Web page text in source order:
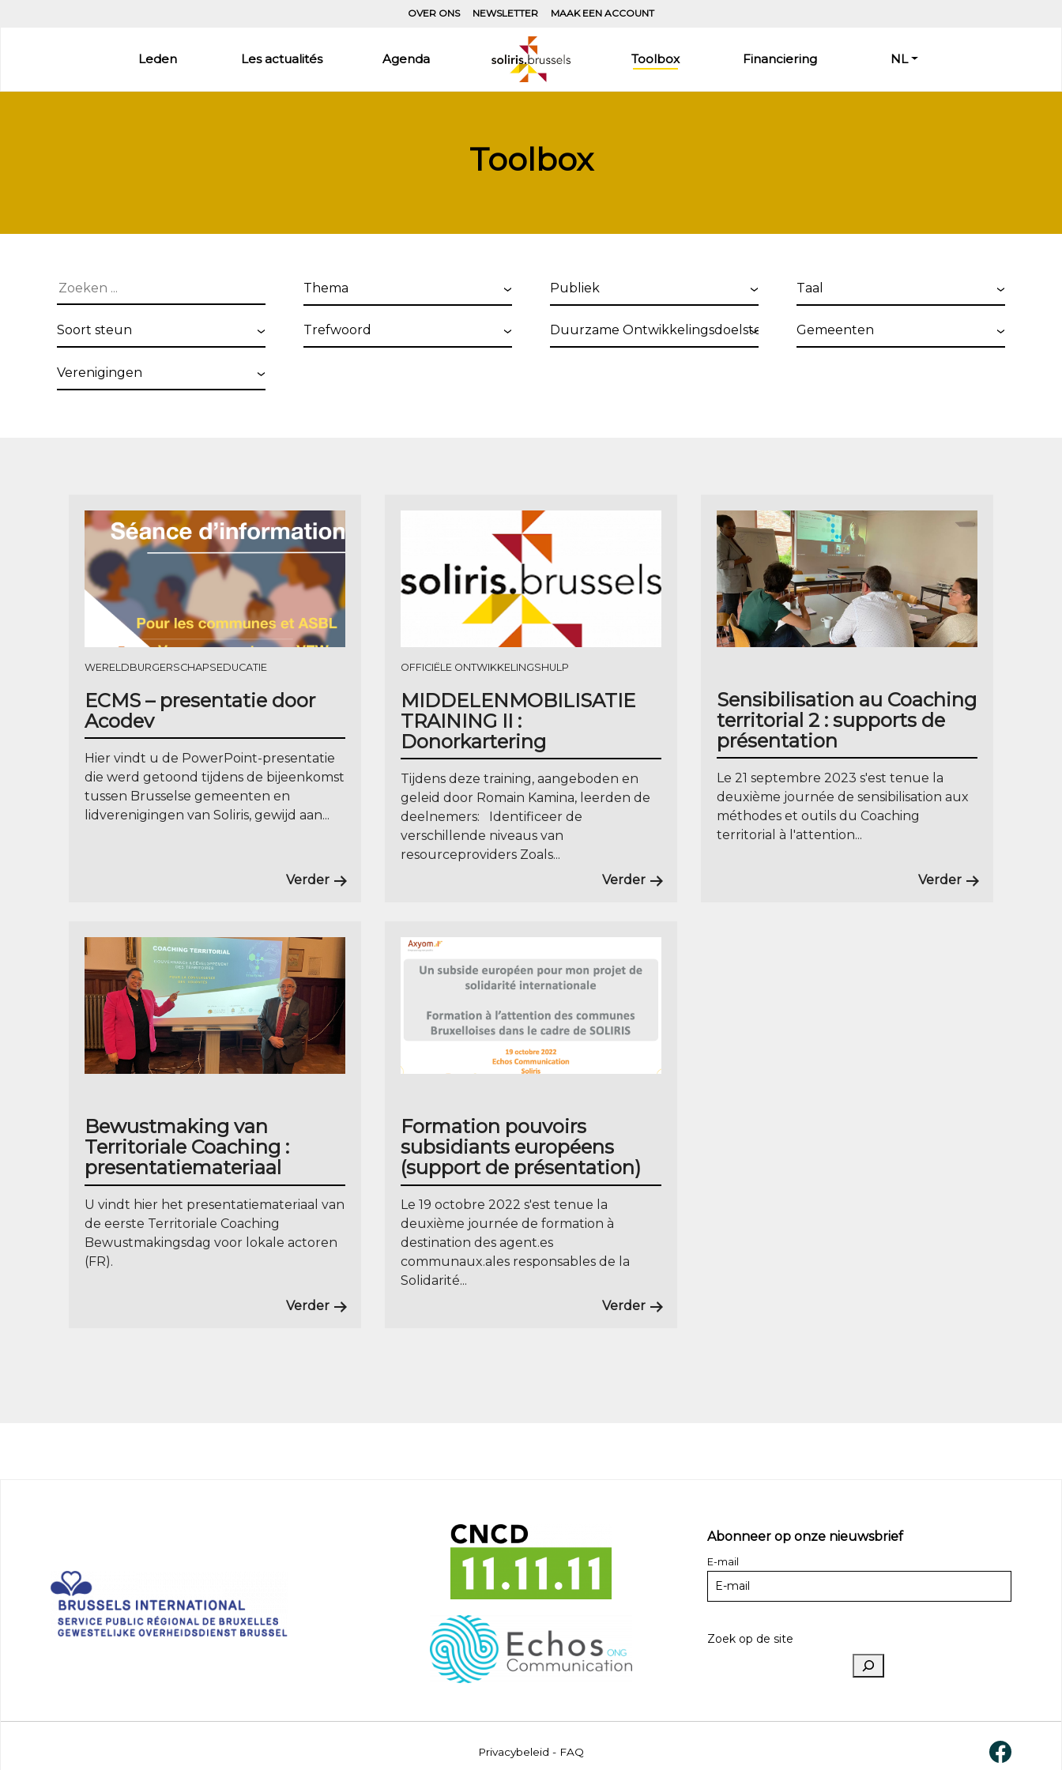
OVER ONS NEWSLETTER MAAK EEN ACCOUNT
Leden Les actualités Agenda Toolbox Financiering NL
Toolbox
Thema Publiek Taal
Soort
Trefwoord
Duurzame
Verenigingen
WERELDBURGERSCHAPSEDUCATIE
ECMS – presentatie door
Acodev
Hier vindt u de PowerPoint-presentatie
die werd getoond tijdens de bijeenkomst
tussen Brusselse gemeenten en
lidverenigingen van Soliris, gewijd aan...
Verder
OFFICIËLE ONTWIKKELINGSHULP
MIDDELENMOBILISATIE
TRAINING II :
Donorkartering
Tijdens deze training, aangeboden en
geleid door Romain Kamina, leerden de
deelnemers: Identificeer de
verschillende niveaus van
resourceproviders Zoals...
Verder
Sensibilisation au Coaching
territorial 2 : supports de
présentation
Le 21 septembre 2023 s'est tenue la
deuxième journée de sensibilisation aux
méthodes et outils du Coaching
territorial à l'attention...
Verder
Bewustmaking van
Territoriale Coaching :
presentatiemateriaal
U vindt hier het presentatiemateriaal van
de eerste Territoriale Coaching
Bewustmakingsdag voor lokale actoren
(FR).
Verder
Formation pouvoirs
subsidiants européens
(support de présentation)
Le 19 octobre 2022 s'est tenue la
deuxième journée de formation à
destination des agent.es
communaux.ales responsables de la
Solidarité...
Verder
Abonneer op onze nieuwsbrief
E-mail
Zoek op de site
Privacybeleid - FAQ